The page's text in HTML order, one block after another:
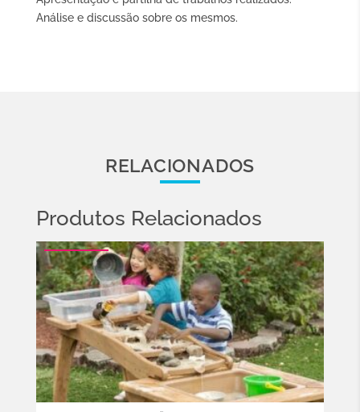
Análise e discussão sobre os mesmos.
RELACIONADOS
Produtos Relacionados